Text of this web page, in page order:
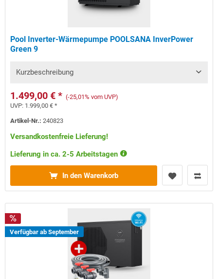
Pool Inverter-Wärmepumpe POOLSANA InverPower
Green 9
Kurzbeschreibung
1.499,00 € * (-25,01% vom UVP)
UVP: 1.999,00 € *
Artikel-Nr.:240823
Versandkostenfreie Lieferung!
Lieferung in ca. 2-5 Arbeitstagen
In den Warenkorb
Verfügbar ab September